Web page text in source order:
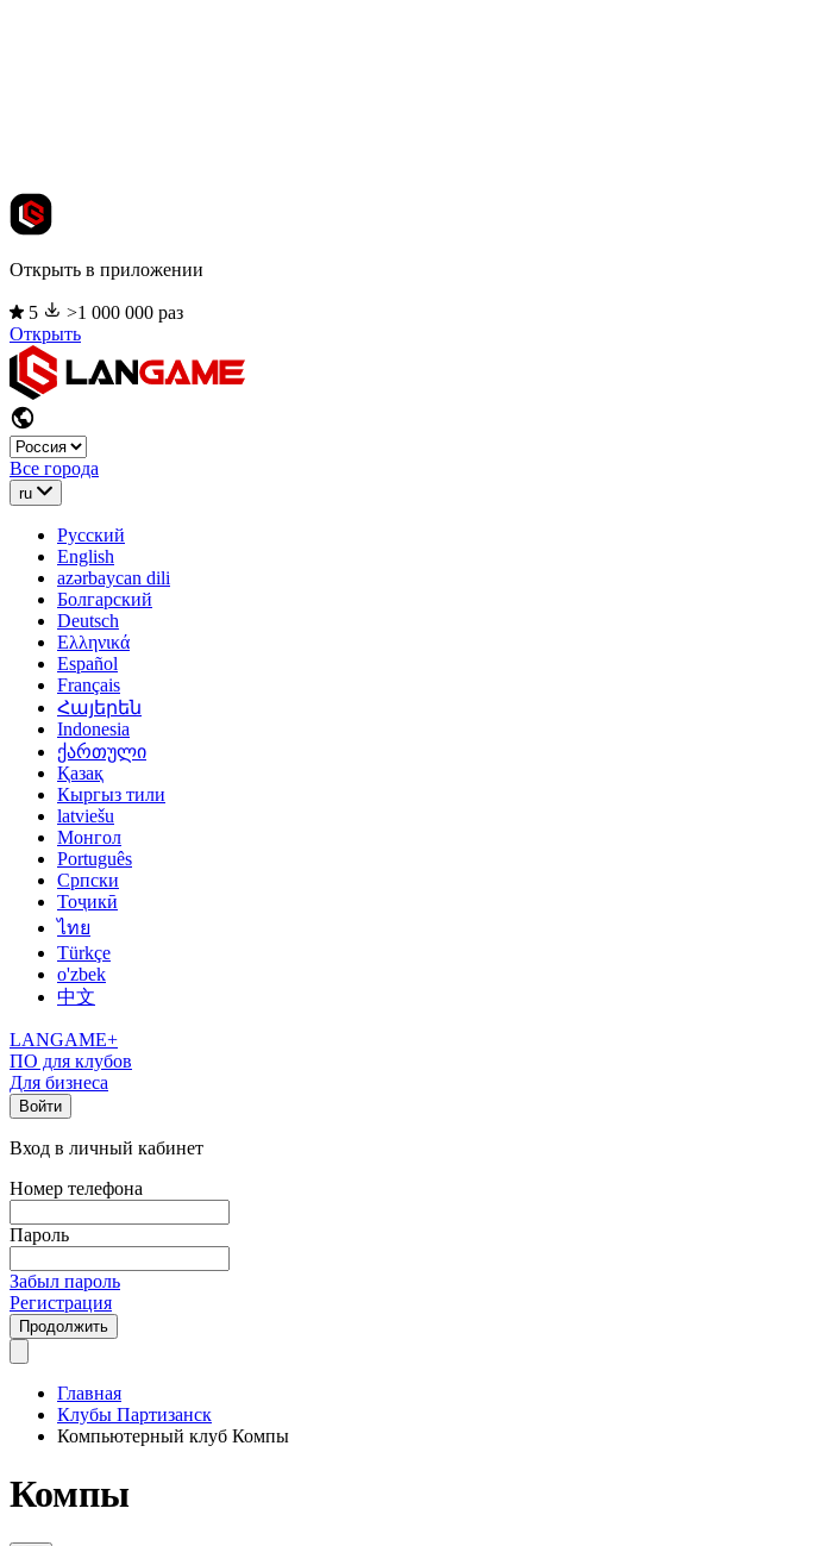
Открыть в приложении
5
>1 000 000 раз
Открыть
Все города
ru
Русский
English
azərbaycan dili
Болгарский
Deutsch
Ελληνικά
Español
Français
Հայերեն
Indonesia
ქართული
Қазақ
Кыргыз тили
latviešu
Монгол
Português
Српски
Тоҷикӣ
ไทย
Türkçe
o'zbek
中文
LANGAME+
ПО для клубов
Для бизнеса
Войти
Вход в личный кабинет
Номер телефона
Пароль
Забыл пароль
Регистрация
Продолжить
Главная
Клубы Партизанск
Компьютерный клуб Компы
Компы